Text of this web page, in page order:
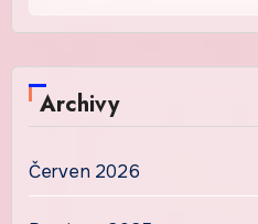
Archivy
Červen 2026